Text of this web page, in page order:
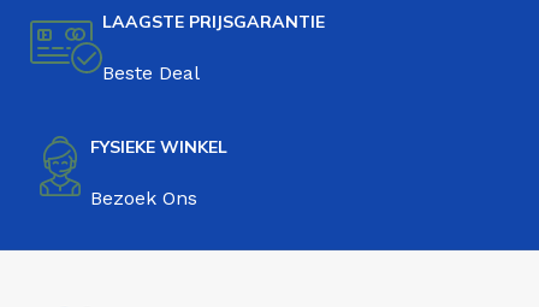
LAAGSTE PRIJSGARANTIE
Beste Deal
FYSIEKE WINKEL
Bezoek Ons